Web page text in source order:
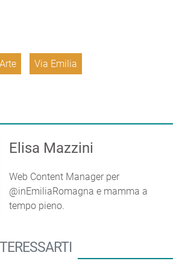
Via Emilia
Elisa Mazzini
Web Content Manager per
@inEmiliaRomagna e mamma a
tempo pieno.